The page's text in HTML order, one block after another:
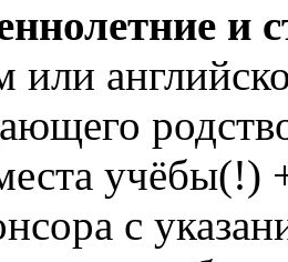
и
или
учёбы(!)
с